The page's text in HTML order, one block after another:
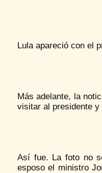
Lula apareció con el
Más adelante, la
visitar al presidente y
Así fue. La foto no
esposo el ministro